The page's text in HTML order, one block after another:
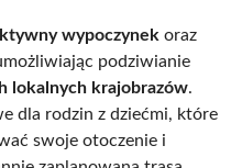
wypoczynek oraz
podziwianie
lokalnych krajobrazów.
dla rodzin z dziećmi, które
swoje otoczenie i